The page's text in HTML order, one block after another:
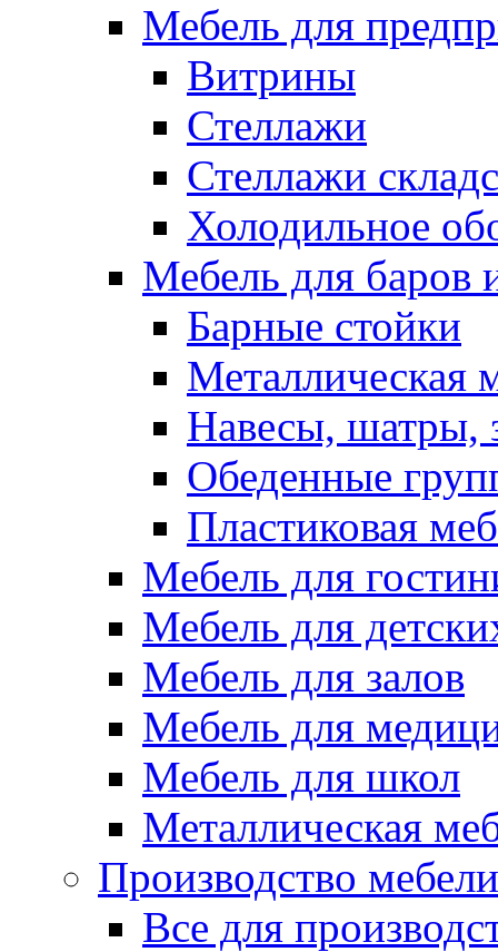
Мебель для
Витрины
Стеллажи
Стеллажи
Холодильное
Мебель для баров
Барные стойки
Металлическая
Навесы, шатры,
Обеденные
Пластиковая
Мебель для
Мебель для
Мебель для залов
Мебель для
Мебель для школ
Металлическая
Производство мебели
Все для